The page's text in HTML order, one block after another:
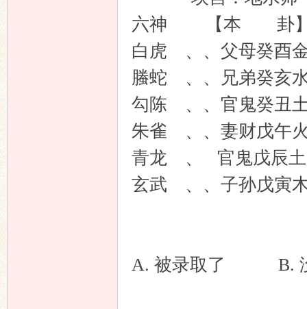
六神 【本
白虎 、、父母癸
螣蛇 、、兄弟
勾陈 、、官鬼
朱雀 、、妻财戊
青龙 、 官鬼戊
玄武 、、子孙
A. 被录取了 B.